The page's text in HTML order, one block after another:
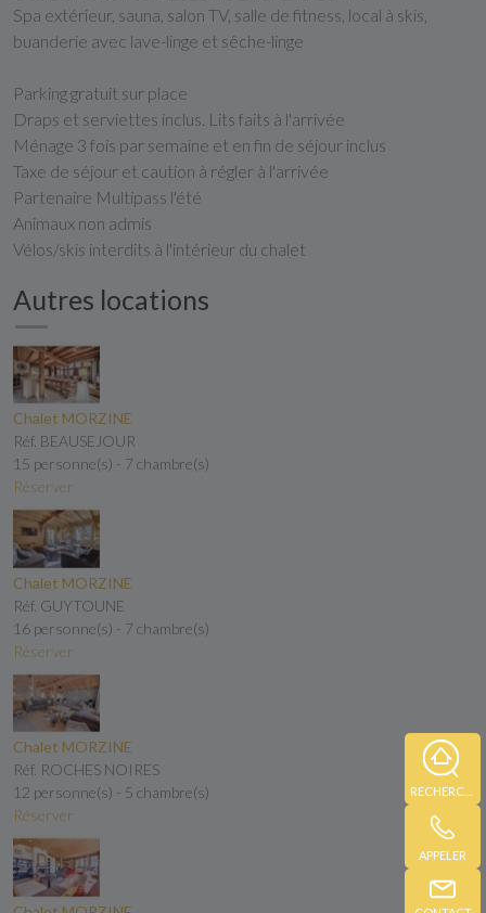
APPELER
Spa extérieur, sauna, salon TV, salle de fitness, local à skis,
buanderie avec lave-linge et sêche-linge
Parking gratuit sur place
Draps et serviettes inclus. Lits faits à l'arrivée
Ménage 3 fois par semaine et en fin de séjour inclus
Taxe de séjour et caution à régler à l'arrivée
Partenaire Multipass l'été
Animaux non admis
Vélos/skis interdits à l'intérieur du chalet
Autres locations
Chalet MORZINE
Réf. BEAUSEJOUR
15 personne(s) - 7 chambre(s)
Réserver
Chalet MORZINE
Réf. GUYTOUNE
16 personne(s) - 7 chambre(s)
Réserver
Chalet MORZINE
Réf. ROCHES NOIRES
12 personne(s) - 5 chambre(s)
Réserver